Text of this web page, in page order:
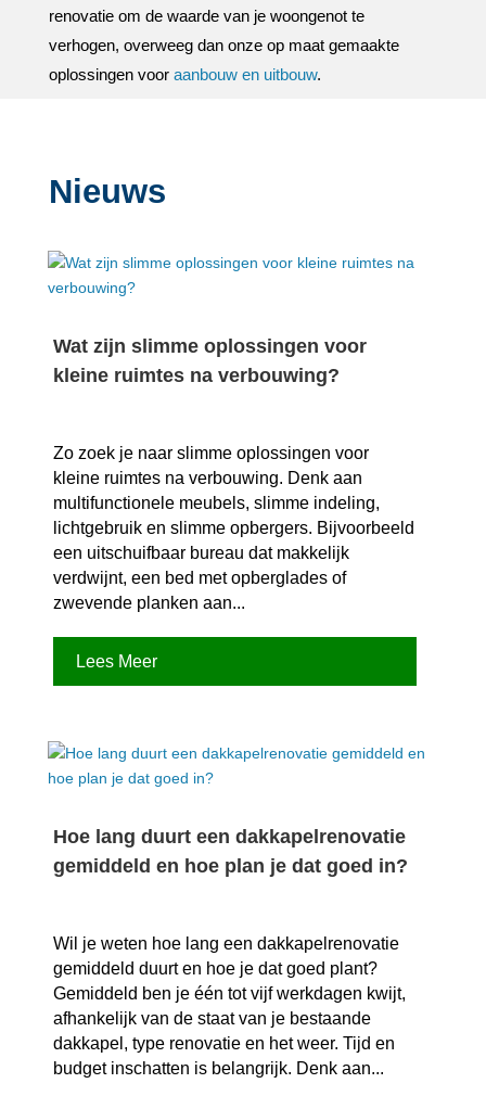
renovatie om de waarde van je woongenot te
verhogen, overweeg dan onze op maat gemaakte
oplossingen voor aanbouw en uitbouw.​
Nieuws
Wat zijn slimme oplossingen voor
kleine ruimtes na verbouwing?
Zo zoek je naar slimme oplossingen voor
kleine ruimtes na verbouwing.​ Denk aan
multifunctionele meubels, slimme indeling,
lichtgebruik en slimme opbergers.​ Bijvoorbeeld
een uitschuifbaar bureau dat makkelijk
verdwijnt, een bed met opberglades of
zwevende planken aan...
Lees Meer
Hoe lang duurt een dakkapelrenovatie
gemiddeld en hoe plan je dat goed in?
Wil je weten hoe lang een dakkapelrenovatie
gemiddeld duurt en hoe je dat goed plant?
Gemiddeld ben je één tot vijf werkdagen kwijt,
afhankelijk van de staat van je bestaande
dakkapel, type renovatie en het weer.​ Tijd en
budget inschatten is belangrijk.​ Denk aan...